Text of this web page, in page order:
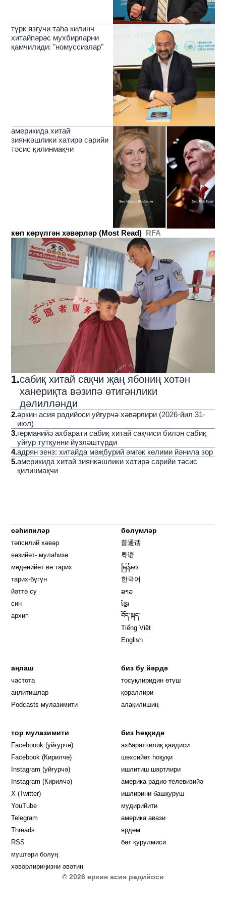
түрк язғучи таһа килинч
хитайпәрәс мухбирларни
қамчилиди: "номуссизлар"
америкида хитай
зиянкәшлики хатирә сарийи
тәсис қилинмақчи
көп көрүлгән хәвәрләр (Most Read) RFA
1.сабиқ хитай сақчи җаң ябониң хотән
ханериқта вәзипә өтигәнлики
дәлилләнди
2.әркин асия радийоси уйғурчә хәвәрлири (2026-йил 31-
июл)
3.германийә ахбарати сабиқ хитай сақчиси билән сабиқ
уйғур тутқунни йүзләштүрди
4.адрян зенз: хитайда мәҗбурий әмгәк көлими йәнила зор
5.америкида хитай зиянкәшлики хатирә сарийи тәсис
қилинмақчи
сәһипиләр
тәпсилий хәвәр
вәзийәт- мулаһизә
мәдәнийәт вә тарих
тарих-бүгүн
йәттә су
син
архип
бөлүмләр
普通话
粤语
မြန်မာ
한국어
ລາວ
ខ្មែរ
བོད་སྐད།
Tiếng Việt
English
аңлаш
частота
аңлитишлар
Podcasts мулазимити
биз бу йәрдә
тосуқлиридин өтүш
қораллири
алақилишиң
тор мулазимити
Faceboook (уйғурчә) Opens in new window
Facebook (Кирилчә) Opens in new window
Instagram (уйғурчә) Opens in new window
Instagram (Кирилчә) Opens in new window
X (Twitter)
YouTube
Telegram
Threads
RSS
муштәри болуң
хәвәрлириңизни әвәтиң
биз һәққидә
ахбаратчилиқ қаидиси
шәхсийәт һоқуқи
ишлитиш шәртлири
америка радио-телевизийә
ишлирини башқуруш
мудирийити
америка авази
ярдәм
бәт қурулмиси
© 2026 әркин асия радийоси